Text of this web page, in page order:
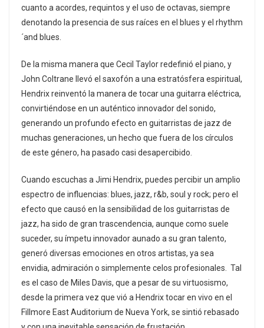
cuanto a acordes, requintos y el uso de octavas, siempre
denotando la presencia de sus raíces en el blues y el rhythm
´and blues.
De la misma manera que Cecil Taylor redefinió el piano, y
John Coltrane llevó el saxofón a una estratósfera espiritual,
Hendrix reinventó la manera de tocar una guitarra eléctrica,
convirtiéndose en un auténtico innovador del sonido,
generando un profundo efecto en guitarristas de jazz de
muchas generaciones, un hecho que fuera de los círculos
de este género, ha pasado casi desapercibido.
Cuando escuchas a Jimi Hendrix, puedes percibir un amplio
espectro de influencias: blues, jazz, r&b, soul y rock; pero el
efecto que causó en la sensibilidad de los guitarristas de
jazz, ha sido de gran trascendencia, aunque como suele
suceder, su ímpetu innovador aunado a su gran talento,
generó diversas emociones en otros artistas, ya sea
envidia, admiración o simplemente celos profesionales. Tal
es el caso de Miles Davis, que a pesar de su virtuosismo,
desde la primera vez que vió a Hendrix tocar en vivo en el
Fillmore East Auditorium de Nueva York, se sintió rebasado